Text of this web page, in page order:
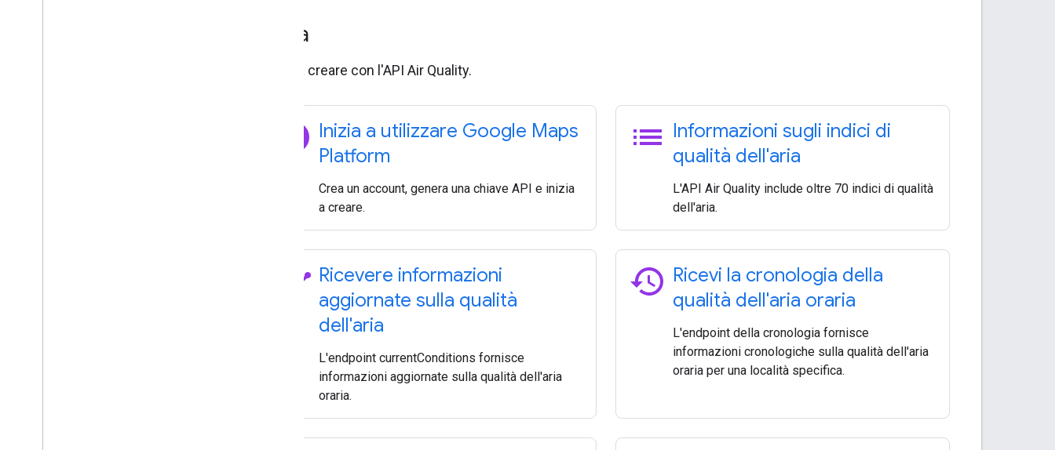
Inizia
Inizia a creare con l'API Air Quality.
explore Inizia a utilizzare Google Maps
Platform
Crea un account, genera una chiave API e inizia
a creare.
list Informazioni sugli indici di
qualità dell'aria
L'API Air Quality include oltre 70 indici di qualità
dell'aria.
timeline Ricevere informazioni
aggiornate sulla qualità
dell'aria
L'endpoint currentConditions fornisce
informazioni aggiornate sulla qualità dell'aria
oraria.
history Ricevi la cronologia della
qualità dell'aria oraria
L'endpoint della cronologia fornisce
informazioni cronologiche sulla qualità dell'aria
oraria per una località specifica.